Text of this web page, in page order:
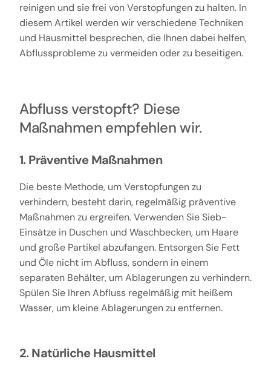
reinigen und sie frei von Verstopfungen zu halten. In
diesem Artikel werden wir verschiedene Techniken
und Hausmittel besprechen, die Ihnen dabei helfen,
Abflussprobleme zu vermeiden oder zu beseitigen.
Abfluss verstopft? Diese
Maßnahmen empfehlen wir.
1. Präventive Maßnahmen
Die beste Methode, um Verstopfungen zu
verhindern, besteht darin, regelmäßig präventive
Maßnahmen zu ergreifen. Verwenden Sie Sieb-
Einsätze in Duschen und Waschbecken, um Haare
und große Partikel abzufangen. Entsorgen Sie Fett
und Öle nicht im Abfluss, sondern in einem
separaten Behälter, um Ablagerungen zu verhindern.
Spülen Sie Ihren Abfluss regelmäßig mit heißem
Wasser, um kleine Ablagerungen zu entfernen.
2. Natürliche Hausmittel